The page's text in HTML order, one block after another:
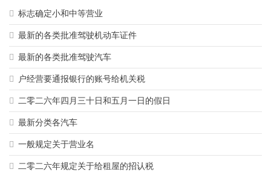
标志确定小和中等营业
最新的各类批准驾驶机动车证件
最新的各类批准驾驶汽车
户经营要通报银行的账号给机关税
二零二六年四月三十日和五月一日的假日
最新分类各汽车
一般规定关于营业名
二零二六年规定关于给租屋的招认税